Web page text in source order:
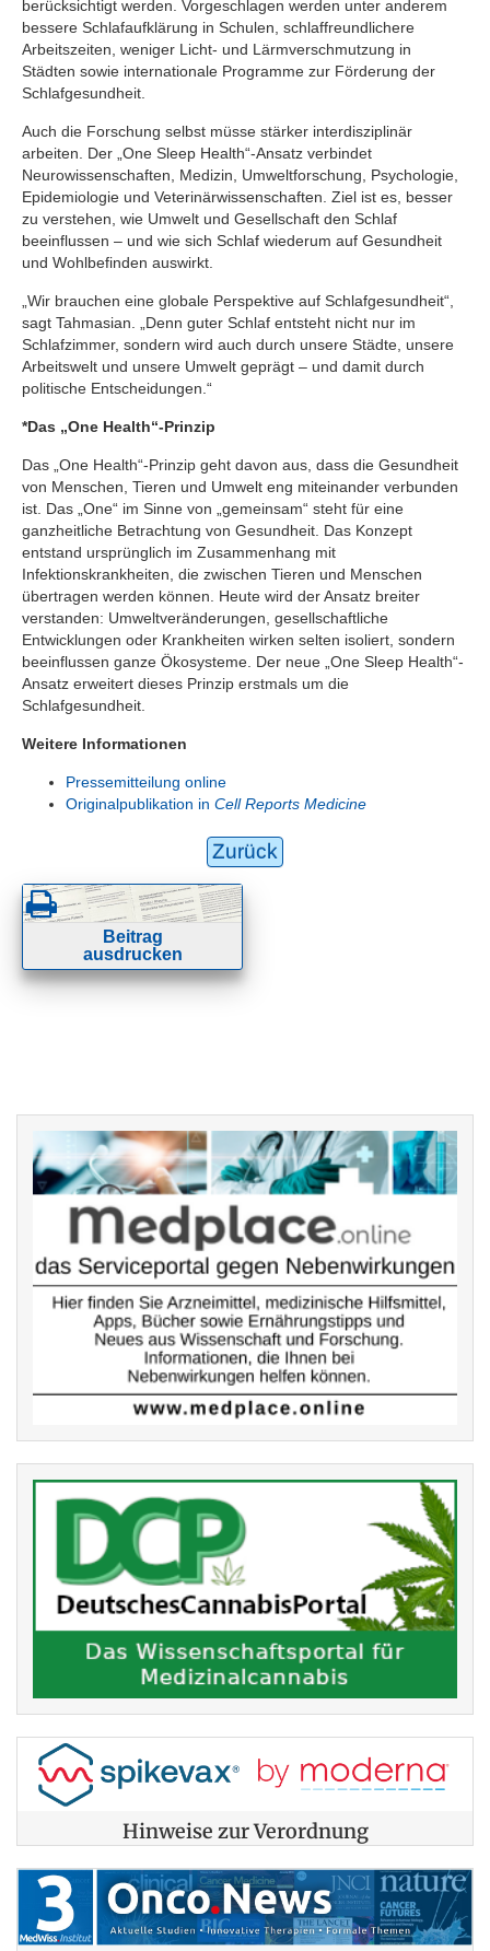
berücksichtigt werden. Vorgeschlagen werden unter anderem
bessere Schlafaufklärung in Schulen, schlaffreundlichere
Arbeitszeiten, weniger Licht- und Lärmverschmutzung in
Städten sowie internationale Programme zur Förderung der
Schlafgesundheit.
Auch die Forschung selbst müsse stärker interdisziplinär
arbeiten. Der „One Sleep Health“-Ansatz verbindet
Neurowissenschaften, Medizin, Umweltforschung, Psychologie,
Epidemiologie und Veterinärwissenschaften. Ziel ist es, besser
zu verstehen, wie Umwelt und Gesellschaft den Schlaf
beeinflussen – und wie sich Schlaf wiederum auf Gesundheit
und Wohlbefinden auswirkt.
„Wir brauchen eine globale Perspektive auf Schlafgesundheit“,
sagt Tahmasian. „Denn guter Schlaf entsteht nicht nur im
Schlafzimmer, sondern wird auch durch unsere Städte, unsere
Arbeitswelt und unsere Umwelt geprägt – und damit durch
politische Entscheidungen.“
*Das „One Health“-Prinzip
Das „One Health“-Prinzip geht davon aus, dass die Gesundheit
von Menschen, Tieren und Umwelt eng miteinander verbunden
ist. Das „One“ im Sinne von „gemeinsam“ steht für eine
ganzheitliche Betrachtung von Gesundheit. Das Konzept
entstand ursprünglich im Zusammenhang mit
Infektionskrankheiten, die zwischen Tieren und Menschen
übertragen werden können. Heute wird der Ansatz breiter
verstanden: Umweltveränderungen, gesellschaftliche
Entwicklungen oder Krankheiten wirken selten isoliert, sondern
beeinflussen ganze Ökosysteme. Der neue „One Sleep Health“-
Ansatz erweitert dieses Prinzip erstmals um die
Schlafgesundheit.
Weitere Informationen
Pressemitteilung online
Originalpublikation in Cell Reports Medicine
Zurück
Beitrag
ausdrucken
Hinweise zur Verordnung